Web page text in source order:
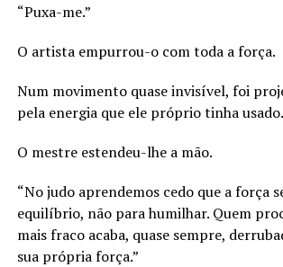
“Puxa-me.”
O artista empurrou-o com toda a força.
Num movimento quase invisível, foi
pela energia que ele próprio tinha usado.
O mestre estendeu-lhe a mão.
“No judo aprendemos cedo que a força
equilíbrio, não para humilhar. Quem
mais fraco acaba, quase sempre,
sua própria força.”